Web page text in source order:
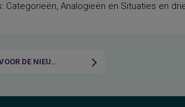
Categorieën, Analogieën en Situaties en
INSCHRIJVEN VOOR DE NIEUWSBRIEF